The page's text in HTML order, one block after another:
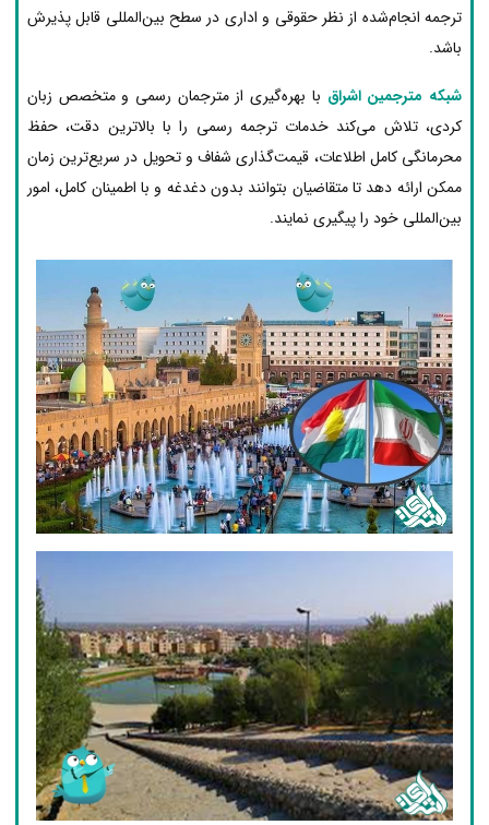
ترجمه انجام‌شده از نظر حقوقی و اداری در سطح بین‌المللی قابل پذیرش
باشد.
شبکه مترجمین اشراق با بهره‌گیری از مترجمان رسمی و متخصص زبان
کردی، تلاش می‌کند خدمات ترجمه رسمی را با بالاترین دقت، حفظ
محرمانگی کامل اطلاعات، قیمت‌گذاری شفاف و تحویل در سریع‌ترین زمان
ممکن ارائه دهد تا متقاضیان بتوانند بدون دغدغه و با اطمینان کامل، امور
بین‌المللی خود را پیگیری نمایند.